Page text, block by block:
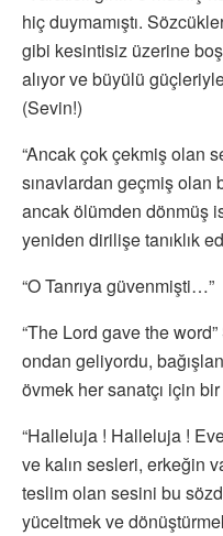
hiç duymamıştı.
gibi kesintisiz üzerine
alıyor ve büyülü
(Sevin!)
“Ancak çok çekmiş olan
sınavlardan geçmiş olan
ancak ölümden dönmüş
yeniden dirilişe tanıklık
“O Tanrıya güvenmişti…”
“The Lord gave the
ondan geliyordu,
övmek her sanatçı için
“Halleluja ! Halleluja !
ve kalın sesleri, erkeğin
teslim olan sesini bu
yüceltmek ve